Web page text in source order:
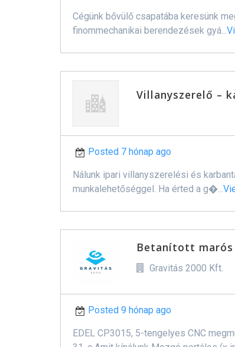
Cégünk bővülő csapatába keresünk
finommechanikai berendezések gyá...
Villanyszerelő –
Posted 7 hónap ago
Nálunk ipari villanyszerelési és
munkalehetőséggel. Ha érted a g�...
Betanított marós
Gravitás 2000 Kft.
Posted 9 hónap ago
EDEL CP3015, 5-tengelyes CNC